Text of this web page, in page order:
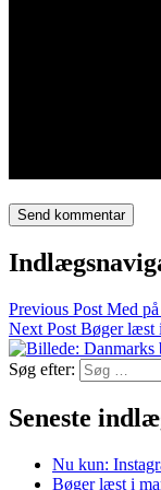
Previous Post Med
Next Post Bøger læst
Søg efter:
Seneste
Nu kun:
Bøger læst i